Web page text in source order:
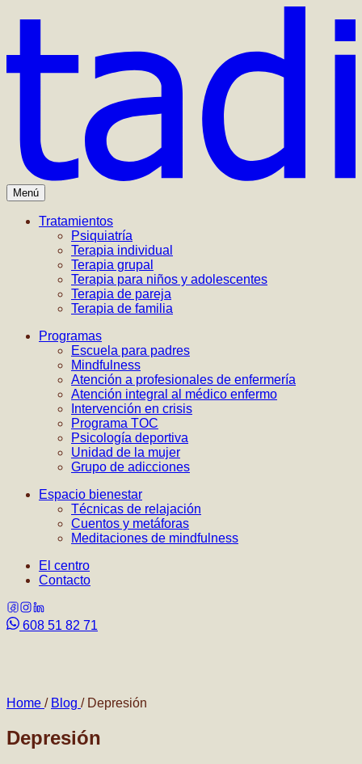
Menú
Tratamientos
Psiquiatría
Terapia individual
Terapia grupal
Terapia para niños y adolescentes
Terapia de pareja
Terapia de familia
Programas
Escuela para padres
Mindfulness
Atención a profesionales de enfermería
Atención integral al médico enfermo
Intervención en crisis
Programa TOC
Psicología deportiva
Unidad de la mujer
Grupo de adicciones
Espacio bienestar
Técnicas de relajación
Cuentos y metáforas
Meditaciones de mindfulness
El centro
Contacto
608 51 82 71
Home / Blog / Depresión
Depresión